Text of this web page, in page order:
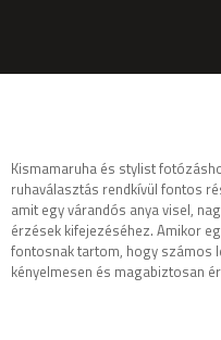
Kismamaruha és stylist
ruhaválasztás rendkívül fontos
amit egy várandós anya visel,
érzések kifejezéséhez. Amikor
fontosnak tartom, hogy számos
kényelmesen és magabiztosan